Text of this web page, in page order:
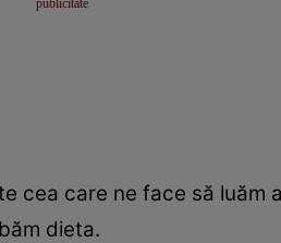
cea care ne face să luăm
dieta.